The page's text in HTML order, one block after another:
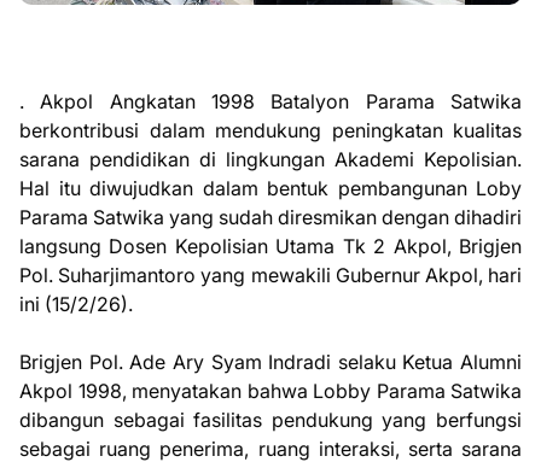
. Akpol Angkatan 1998 Batalyon Parama Satwika
berkontribusi dalam mendukung peningkatan kualitas
sarana pendidikan di lingkungan Akademi Kepolisian.
Hal itu diwujudkan dalam bentuk pembangunan Loby
Parama Satwika yang sudah diresmikan dengan dihadiri
langsung Dosen Kepolisian Utama Tk 2 Akpol, Brigjen
Pol. Suharjimantoro yang mewakili Gubernur Akpol, hari
ini (15/2/26).
Brigjen Pol. Ade Ary Syam Indradi selaku Ketua Alumni
Akpol 1998, menyatakan bahwa Lobby Parama Satwika
dibangun sebagai fasilitas pendukung yang berfungsi
sebagai ruang penerima, ruang interaksi, serta sarana